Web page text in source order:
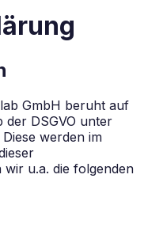
GmbH beruht auf
der DSGVO unter
werden im
u.a. die folgenden